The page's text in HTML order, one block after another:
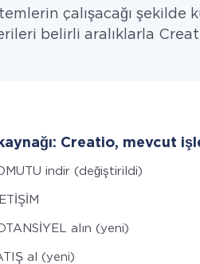
çalışacağı şekilde
belirli aralıklarla
Creatio, mevcut
indir (değiştirildi)
alın (yeni)
al (yeni)